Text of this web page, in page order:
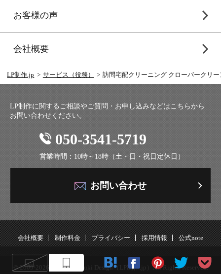
お客様の声
会社概要
LP制作.jp サービス（役務） 訪問宅配クリーニング クローバークリ
LP制作に関するご相談やご質問・お申し込みなどはこちらから
お問い合わせください。
050-3541-5719
営業時間：10時～18時（土・日・祝日定休日）
お問い合わせ
会社概要 制作料金 プライバシー 採用情報 公式note
© 2009-2026 株式会社Ryuki Design（LP制作.jp）All Rights Reserved.